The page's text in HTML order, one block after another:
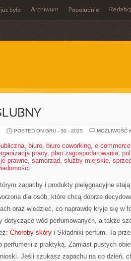
było Archiwum Popołudnie
POSTED ON GRU - 30 - 2025
MOŻLIWOŚĆ
, biuro, biuro coworking, e-commerce
pracy, plan zagospodarowania,
prawne, samorząd, służby miejskie,
zapachy i produkty pielęgnacyjne
dla osób, które chcą dobrze
oraz wiedzieć, co naprawdę kryje się w
dotyczące wód perfumowanych, a także
Choroby skóry i Składniki perfum. Ta
perfumerii z praktyką. Zamiast pustych
Jeśli szukasz zapachu na co dzień,